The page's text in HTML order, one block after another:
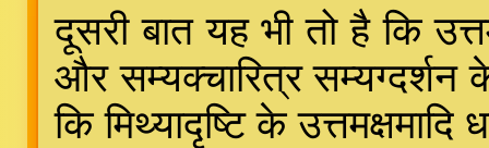
दूसरी बात यह भी तो है कि
और सम्यक्चारित्र सम्यग्दर्शन
कि मिथ्यादृष्टि के